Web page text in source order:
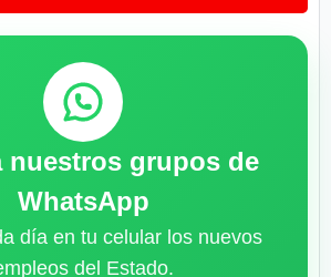
nuestros grupos de
WhatsApp
día en tu celular los nuevos
del Estado.